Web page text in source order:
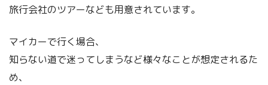
旅行会社のツアーなども用意されています。
マイカーで行く場合、
知らない道で迷ってしまうなど様々なことが想定されるた
め、